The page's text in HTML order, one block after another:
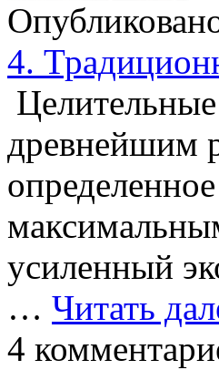
4.
древнейшим
усиленный
… Читать
4